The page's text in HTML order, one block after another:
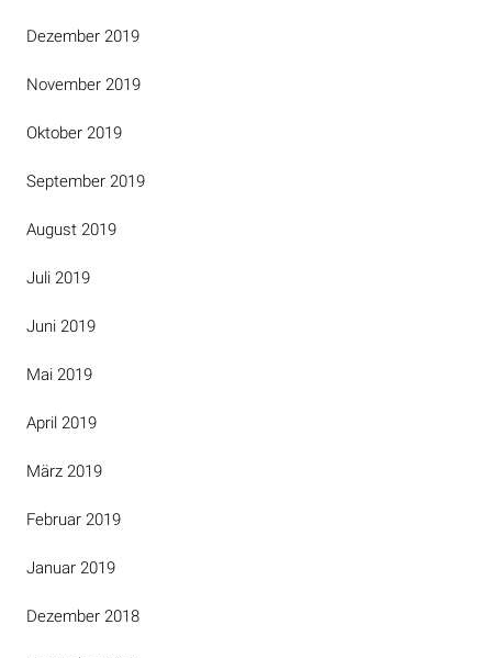
Dezember 2019
November 2019
Oktober 2019
September 2019
August 2019
Juli 2019
Juni 2019
Mai 2019
April 2019
März 2019
Februar 2019
Januar 2019
Dezember 2018